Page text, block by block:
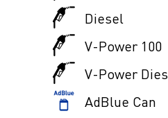
Diesel
V-Power 100
V-Power
AdBlue Can